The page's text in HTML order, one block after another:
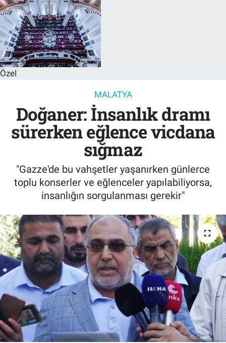
Özel
MALATYA
Doğaner: İnsanlık dramı
sürerken eğlence vicdana
sığmaz
"Gazze'de bu vahşetler yaşanırken günlerce
toplu konserler ve eğlenceler yapılabiliyorsa,
insanlığın sorgulanması gerekir"